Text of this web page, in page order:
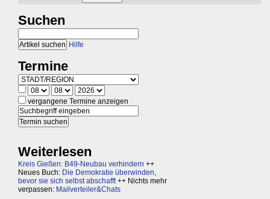
Suchen
Hilfe
Termine
vergangene Termine anzeigen
Weiterlesen
Kreis Gießen: B49-Neubau verhindern ++
Neues Buch: Die Demokratie überwinden,
bevor sie sich selbst abschafft++ Nichts mehr
verpassen: Mailverteiler&Chats